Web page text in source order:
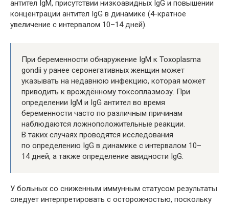
антител IgM, присутствии низкоавидных IgG и повышении
концентрации антител IgG в динамике (4-кратное
увеличение с интервалом 10–14 дней).
При беременности обнаружение IgM к Toxoplasma
gondii у ранее серонегативных женщин может
указывать на недавнюю инфекцию, которая может
приводить к врождённому токсоплазмозу. При
определении ІgМ и ІgG антител во время
беременности часто по различным причинам
наблюдаются ложноположительные реакции.
В таких случаях проводятся исследования
по определению IgG в динамике с интервалом 10–
14 дней, а также определение авидности IgG.
У больных со сниженным иммунным статусом результаты
следует интерпретировать с осторожностью, поскольку